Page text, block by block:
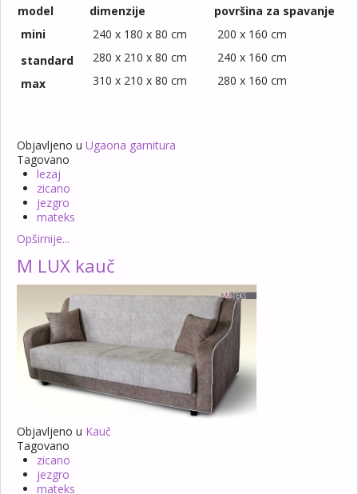
model dimenzije
površina za spavanje
mini
240 x 180 x 80 cm
200 x 160 cm
standard
280 x 210 x 80 cm
240 x 160 cm
max
310 x 210 x 80 cm 280 x 160 cm
Objavljeno u Ugaona garnitura
Tagovano
lezaj
zicano
jezgro
mateks
Opširnije...
M LUX kauč
Objavljeno u Kauč
Tagovano
zicano
jezgro
mateks